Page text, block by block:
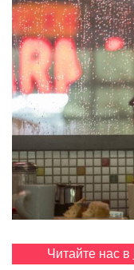
Читайте нас в